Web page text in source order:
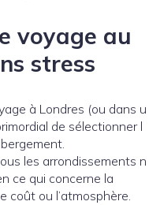
voyage au
stress
à Londres (ou dans u
de sélectionner l
les arrondissements n
ce qui concerne la
coût ou l’atmosphère.